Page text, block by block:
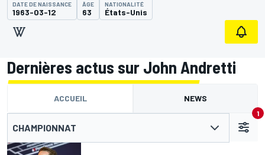
DATE DE NAISSANCE
1963-03-12
ÂGE
63
NATIONALITÉ
États-Unis
Dernières actus sur John Andretti
ACCUEIL NEWS
CHAMPIONNAT
1